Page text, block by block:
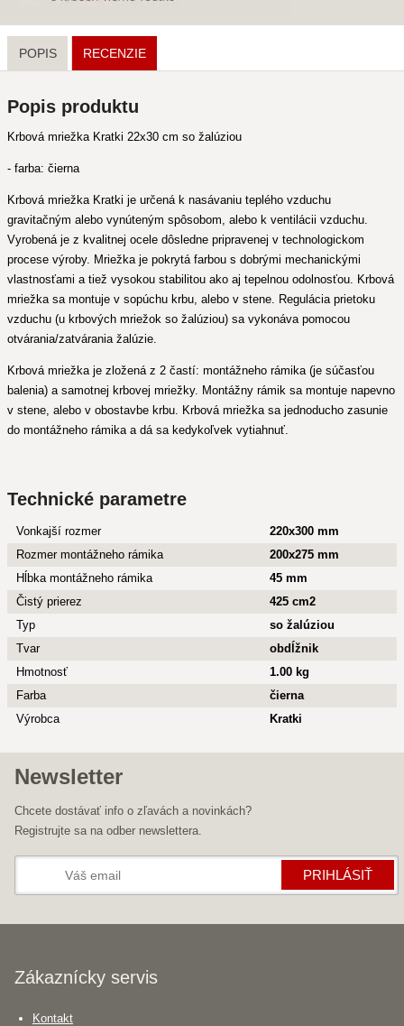
POPIS RECENZIE
Popis produktu
Krbová mriežka Kratki 22x30 cm so žalúziou
- farba: čierna
Krbová mriežka Kratki je určená k nasávaniu teplého vzduchu
gravitačným alebo vynúteným spôsobom, alebo k ventilácii vzduchu.
Vyrobená je z kvalitnej ocele dôsledne pripravenej v technologickom
procese výroby. Mriežka je pokrytá farbou s dobrými mechanickými
vlastnosťami a tiež vysokou stabilitou ako aj tepelnou odolnosťou. Krbová
mriežka sa montuje v sopúchu krbu, alebo v stene. Regulácia prietoku
vzduchu (u krbových mriežok so žalúziou) sa vykonáva pomocou
otvárania/zatvárania žalúzie.
Krbová mriežka je zložená z 2 častí: montážneho rámika (je súčasťou
balenia) a samotnej krbovej mriežky. Montážny rámik sa montuje napevno
v stene, alebo v obostavbe krbu. Krbová mriežka sa jednoducho zasunie
do montážneho rámika a dá sa kedykoľvek vytiahnuť.
Technické parametre
Vonkajší rozmer
220x300 mm
Rozmer montážneho rámika
200x275 mm
Hĺbka montážneho rámika
45 mm
Čistý prierez
425 cm2
Typ
so žalúziou
Tvar
obdĺžnik
Hmotnosť
1.00 kg
Farba
čierna
Výrobca
Kratki
Newsletter
Chcete dostávať info o zľavách a novinkách?
Registrujte sa na odber newslettera.
PRIHLÁSIŤ
Zákaznícky servis
Kontakt